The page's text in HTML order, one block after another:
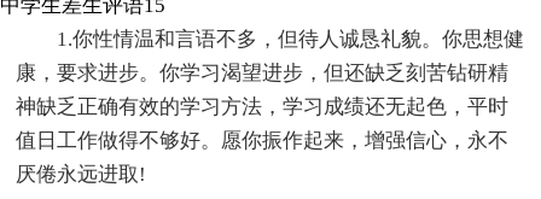
中学生差生评语15
1.你性情温和言语不多，但待人诚恳礼貌。你思想健
康，要求进步。你学习渴望进步，但还缺乏刻苦钻研精
神缺乏正确有效的学习方法，学习成绩还无起色，平时
值日工作做得不够好。愿你振作起来，增强信心，永不
厌倦永远进取!